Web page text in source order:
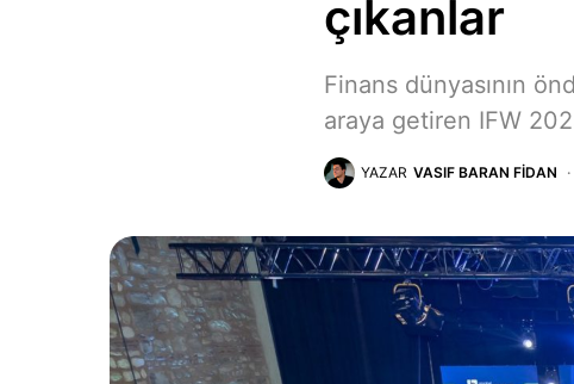
çıkanlar
Finans dünyasının
araya getiren IFW
YAZAR VASIF BARAN FIDAN